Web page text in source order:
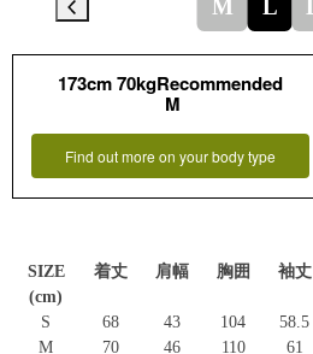
M L
173cm 70kgRecommended
M
Find out more on your body type
SIZE
(cm)
着丈 肩幅 胸囲 袖丈
S 68 43 104
58.5
M
70 46 110
61